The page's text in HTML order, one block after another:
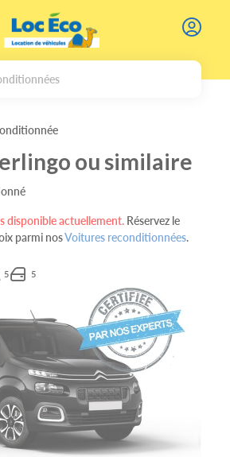
ou similaire
disponible actuellement. Réservez le
parmi nosVoitures reconditionnées.
5 5